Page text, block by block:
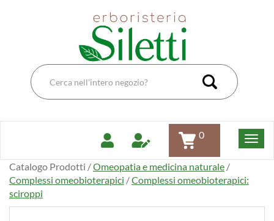
Cerca
Prodotto
Cerca
0
Catalogo Prodotti /Omeopatia e medicina naturale /
Complessi omeobioterapici /Complessi omeobioterapici:
sciroppi